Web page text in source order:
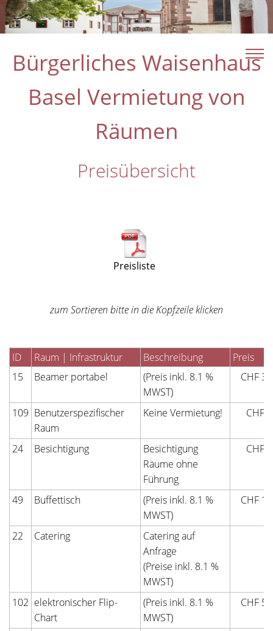
Bürgerliches Waisenhaus
Basel Vermietung von
Räumen
Preisübersicht
Preisliste
zum Sortieren bitte in die Kopfzeile klicken
ID Raum | Infrastruktur Beschreibung
Preis
15
Beamer portabel
(Preis inkl. 8.1 %
MWST)
CHF
109 Benutzerspezifischer
Raum
Keine Vermietung! CHF
24 Besichtigung
Besichtigung
Räume ohne
Führung
CHF
49 Buffettisch
(Preis inkl. 8.1 %
MWST)
CHF
22 Catering
Catering auf
Anfrage
(Preise inkl. 8.1 %
MWST)
102 elektronischer Flip-
Chart
(Preis inkl. 8.1 %
MWST)
CHF